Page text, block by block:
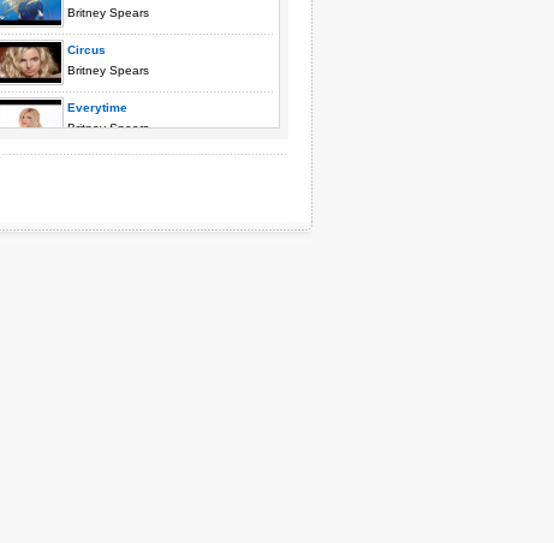
Britney Spears
Circus
Britney Spears
Everytime
Britney Spears